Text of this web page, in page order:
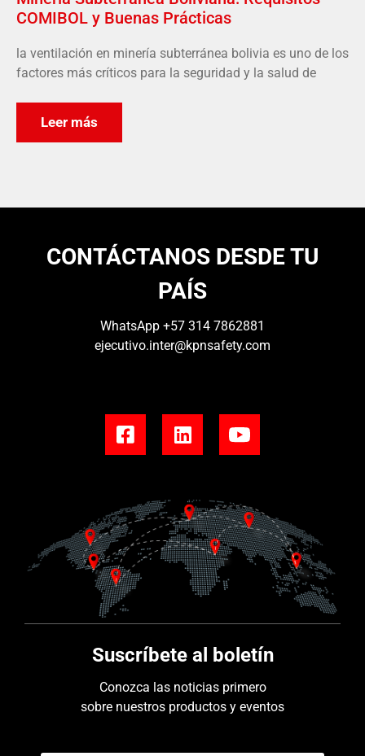
COMIBOL y Buenas Prácticas
la ventilación en minería subterránea bolivia es uno de los
factores más críticos para la seguridad y la salud de
Leer más
CONTÁCTANOS DESDE TU
PAÍS
WhatsApp +57 314 7862881
ejecutivo.inter@kpnsafety.com
Suscríbete al boletín
Conozca las noticias primero
sobre nuestros productos y eventos